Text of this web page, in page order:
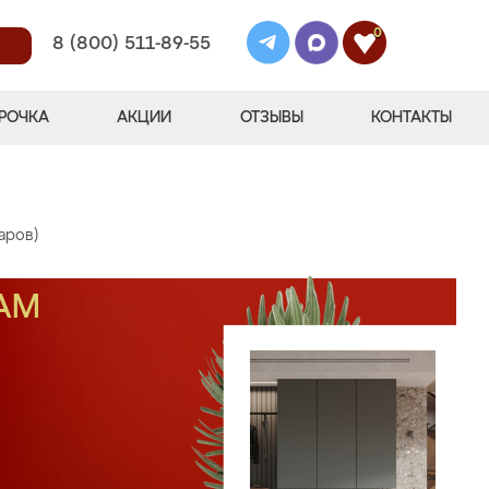
8 (800) 511-89-55
0
АКЦИИ ОТЗЫВЫ КОНТАКТЫ